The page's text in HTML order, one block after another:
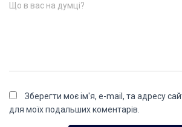
Що в вас на думці?
Зберегти моє ім'я, e-mail, та адресу
для моїх подальших коментарів.